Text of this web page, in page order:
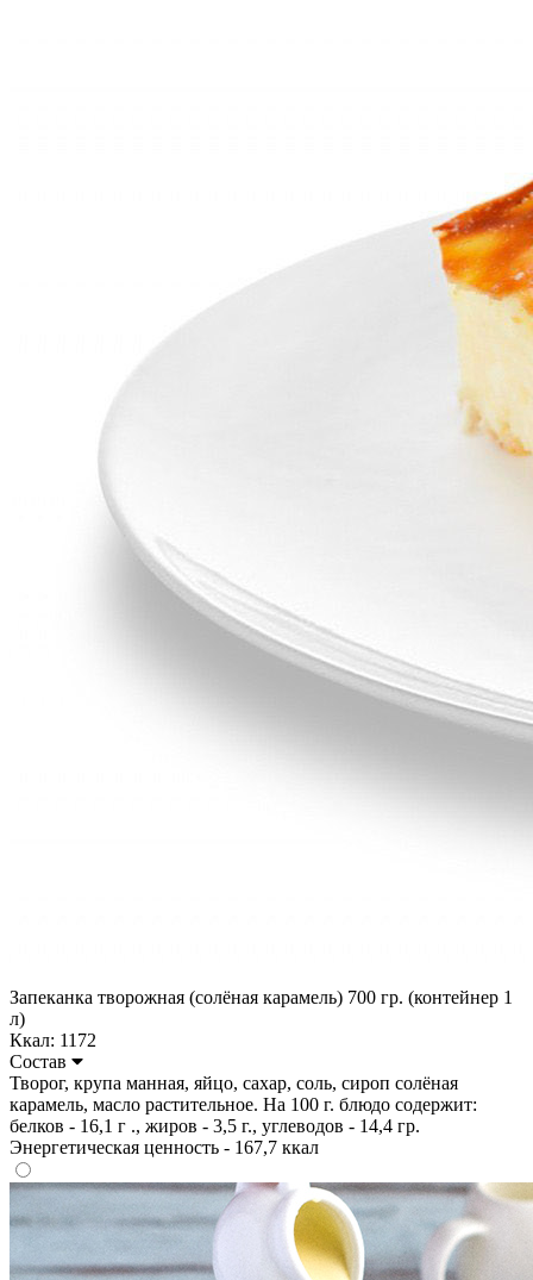
Запеканка творожная (солёная карамель) 700 гр. (контейнер 1
л)
Ккал: 1172
Состав
Творог, крупа манная, яйцо, сахар, соль, сироп солёная
карамель, масло растительное. На 100 г. блюдо содержит:
белков - 16,1 г ., жиров - 3,5 г., углеводов - 14,4 гр.
Энергетическая ценность - 167,7 ккал